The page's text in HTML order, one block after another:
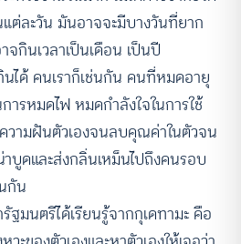
ต่ละวัน มันอาจจะมีบางวันที่ยาก
กินเวลาเป็นเดือน เป็นปี
ได้ คนเราก็เช่นกัน คนที่หมดอายุ
ารหมดไฟ หมดกำลังใจในการใช้
วามฝันตัวเองจนลบคุณค่าในตัวจน
บูดและส่งกลิ่นเหม็นไปถึงคนรอบ
กัน
มนตรีได้เรียนรู้จากกุเดทามะ คือ